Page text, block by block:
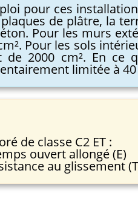
pour ces
de plâtre, la
Pour les murs
Pour les sols
2000 cm². En ce
limitée à 40
de classe C2 ET :
ouvert allongé (E)
au glissement